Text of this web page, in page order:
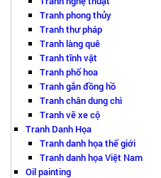
Tranh phong thủy
Tranh thư pháp
Tranh làng quê
Tranh tĩnh vật
Tranh phố hoa
Tranh gắn đồng hồ
Tranh chân dung chì
Tranh vẽ xe cộ
Tranh Danh Họa
Tranh danh họa thế giới
Tranh danh họa Việt Nam
Oil painting